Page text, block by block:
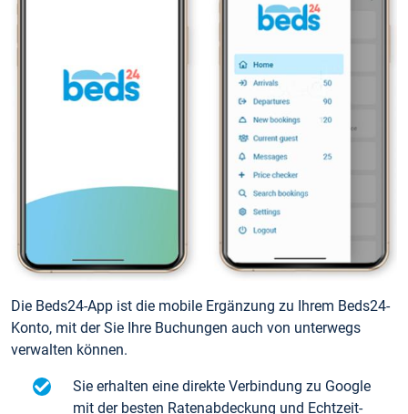
Die Beds24-App ist die mobile Ergänzung zu Ihrem Beds24-
Konto, mit der Sie Ihre Buchungen auch von unterwegs
verwalten können.
Sie erhalten eine direkte Verbindung zu Google
mit der besten Ratenabdeckung und Echtzeit-